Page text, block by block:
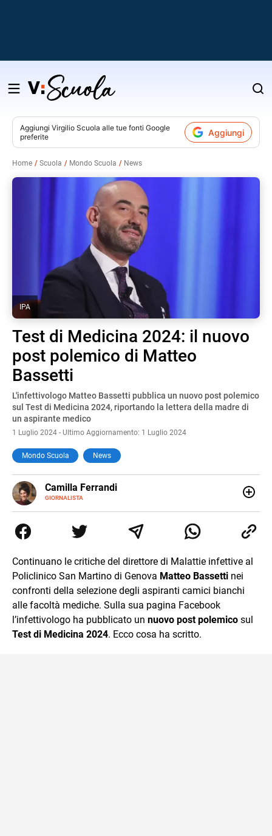
Salta
contenuto
Aggiungi Virgilio Scuola alle tue fonti Google
preferite
Aggiungi
Home Scuola Mondo Scuola News
IPA
Test di Medicina 2024: il nuovo
post polemico di Matteo
Bassetti
L'infettivologo Matteo Bassetti pubblica un nuovo post polemico
sul Test di Medicina 2024, riportando la lettera della madre di
un aspirante medico
1 Luglio 2024 - Ultimo Aggiornamento: 1 Luglio 2024
Mondo Scuola News
Camilla Ferrandi
GIORNALISTA
E-
MAIL
LINKEDIN
di trasformare la passione per la scrittura in un lavoro, e
da lì non mi sono più fermata. L’attualità è il mio pane
mente.
Continuano le critiche del direttore di Malattie infettive al
Policlinico San Martino di Genova Matteo Bassetti nei
confronti della selezione degli aspiranti camici bianchi
alle facoltà mediche. Sulla sua pagina Facebook
l’infettivologo ha pubblicato un nuovo post polemico sul
Test di Medicina 2024. Ecco cosa ha scritto.